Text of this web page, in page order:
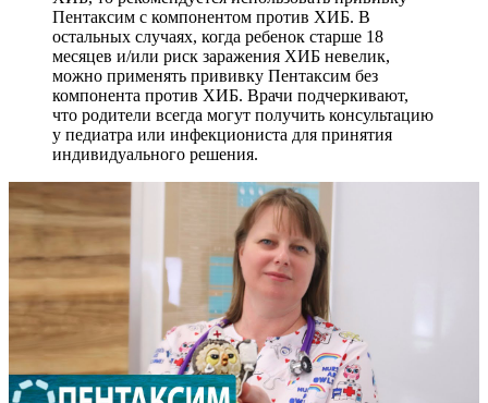
Пентаксим с компонентом против ХИБ. В
остальных случаях, когда ребенок старше 18
месяцев и/или риск заражения ХИБ невелик,
можно применять прививку Пентаксим без
компонента против ХИБ. Врачи подчеркивают,
что родители всегда могут получить консультацию
у педиатра или инфекциониста для принятия
индивидуального решения.